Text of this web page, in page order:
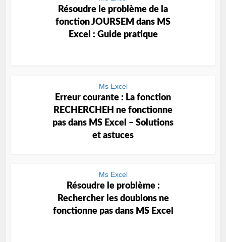
Résoudre le problème de la
fonction JOURSEM dans MS
Excel : Guide pratique
Ms Excel
Erreur courante : La fonction
RECHERCHEH ne fonctionne
pas dans MS Excel – Solutions
et astuces
Ms Excel
Résoudre le problème :
Rechercher les doublons ne
fonctionne pas dans MS Excel